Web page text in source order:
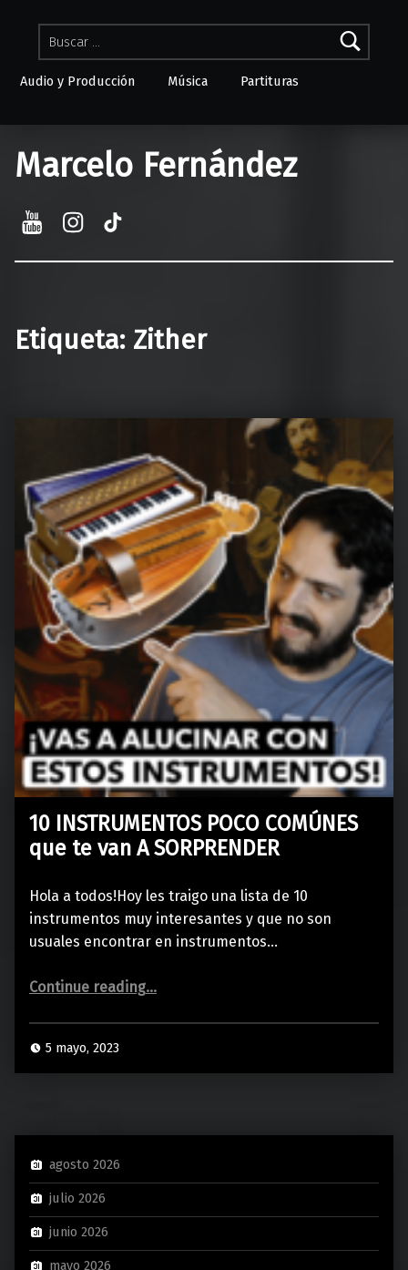
Buscar:
Audio y Producción Música Partituras
Marcelo Fernández
YouTube
Etiqueta: Zither
10 INSTRUMENTOS POCO COMÚNES
que te van A SORPRENDER
Hola a todos!Hoy les traigo una lista de 10
instrumentos muy interesantes y que no son
usuales encontrar en instrumentos…
Continue reading“10 INSTRUMENTOS POCO COMÚNES que te van A SORPRENDER”
…
5 mayo, 2023
agosto 2026
julio 2026
junio 2026
mayo 2026